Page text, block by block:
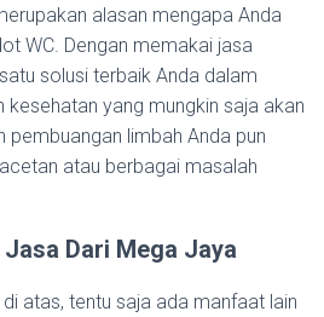
alasan mengapa Anda
WC. Dengan memakai jasa
solusi terbaik Anda dalam
kesehatan yang mungkin saja akan
pembuangan limbah Anda pun
atau berbagai masalah
Dari Mega Jaya
atas, tentu saja ada manfaat lain